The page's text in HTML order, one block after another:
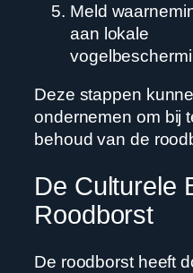
Meld
aan lokale
Deze stappen
ondernemen om bij
behoud van de
De Culturele
Roodborst
De roodborst heeft